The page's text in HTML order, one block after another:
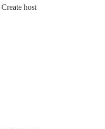
Create host